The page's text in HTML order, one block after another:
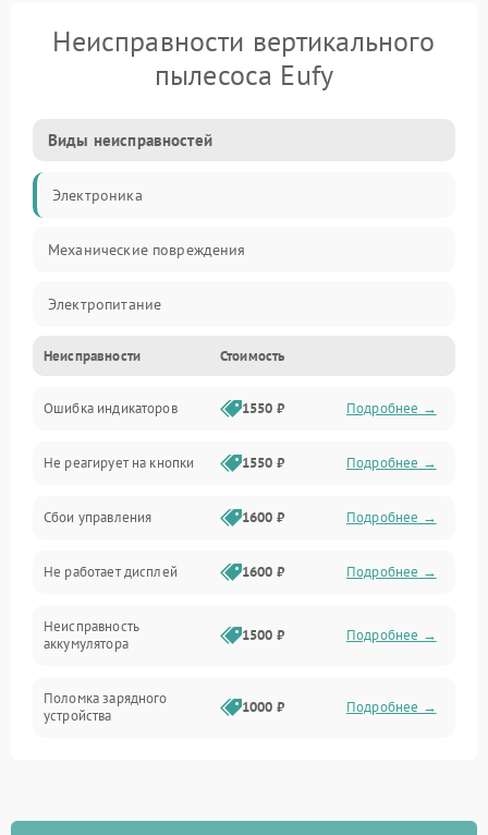
Неисправности вертикального
пылесоса Eufy
Виды неисправностей
Электроника
Механические повреждения
Электропитание
Механика
Аккумулятор
Работа системы
Всасывание
Засор
Привод
Неисправности Стоимость
Ошибка индикаторов 1550 ₽ Подробнее →
Не реагирует на кнопки 1550 ₽ Подробнее →
Сбои управления 1600 ₽ Подробнее →
Не работает дисплей 1600 ₽ Подробнее →
Неисправность
аккумулятора
1500 ₽ Подробнее →
Поломка зарядного
устройства
1000 ₽ Подробнее →
Поломка кнопки